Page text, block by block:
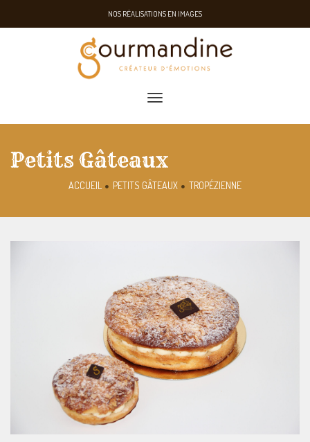
NOS RÉALISATIONS EN IMAGES
toggle navigation
Petits Gâteaux
ACCUEIL PETITS GÂTEAUX TROPÉZIENNE